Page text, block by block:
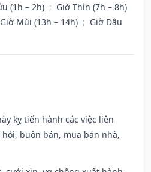
(1h – 2h) ; Giờ Thìn (7h – 8h)
Giờ Mùi (13h – 14h) ; Giờ Dậu
kỵ tiến hành các việc liên
buôn bán, mua bán nhà,